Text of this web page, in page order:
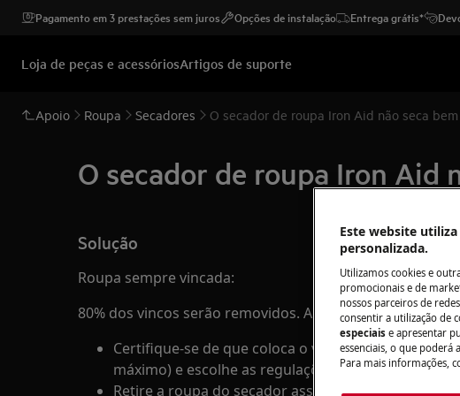
Pagamento em 3 prestações sem juros Opções de instalação Entrega grátis*
Loja de peças e acessóriosArtigos de suporte
Apoio Roupa Secadores O secador de roupa Iron Aid não seca bem
O secador de roupa Iron Aid
Solução
Roupa sempre vincada:
80% dos vincos serão removidos. Alguns vincos
Certifique-se de que coloca o volume de roupa
máximo) e escolhe as regulações adequadas.
Retire a roupa do secador assim que a secagem
Este website
personalizada.
Utilizamos cookies e
promocionais e de
nossos parceiros de
consentir a utilização de
especiais e apresentar
essenciais, o que poderá
Para mais informações,